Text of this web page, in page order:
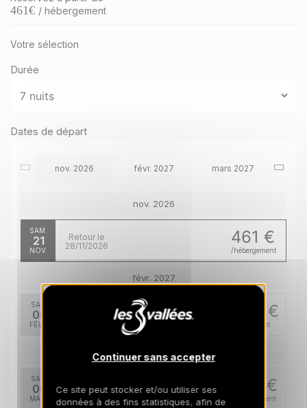
461€ / hébergement
Votre sélection
Durée
Dates de départ
nov. 2026 févr. 2027 mars 2027
nov. 2026
SAM.
21
NOV.
461 €
/hébergement
Retour le
28/11/2026
févr. 2027
SAM.
06
FÉVR.
1385 €
/hébergement
SAM.
06
MARS
902 €
/hébergement
Retour le
13/03/2027
Continuer sans accepter
Ce site peut stocker et/ou utiliser ses
données à des fins statistiques, afin de